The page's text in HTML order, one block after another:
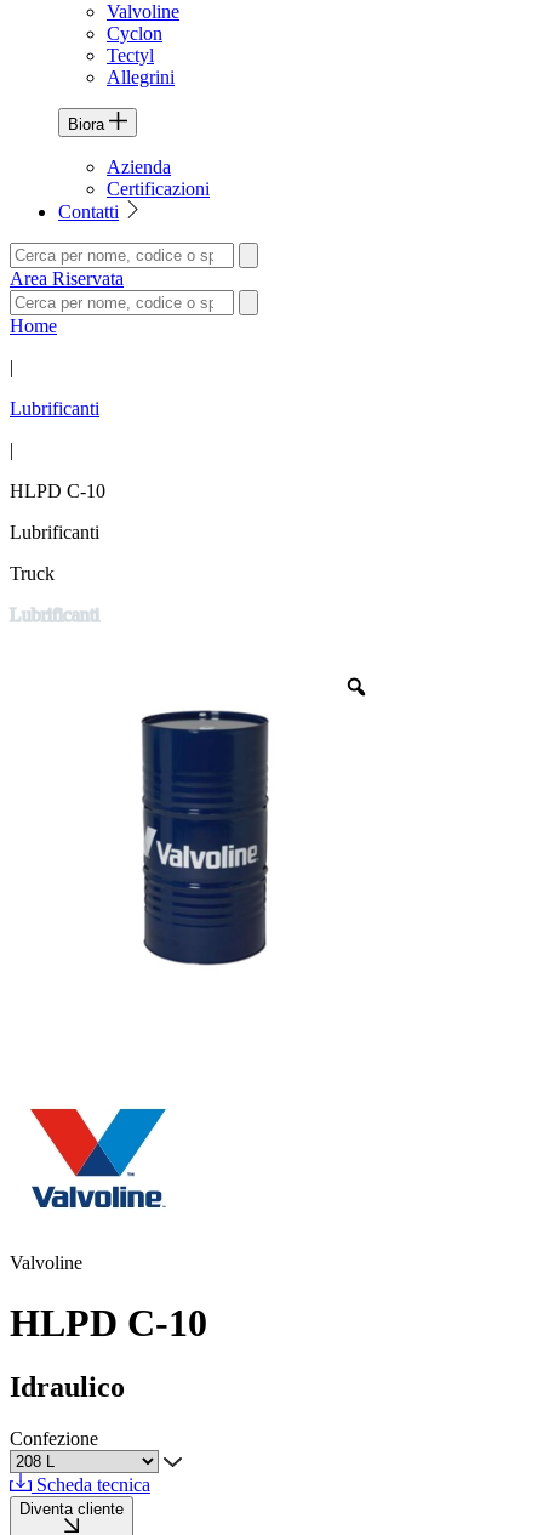
Valvoline
Cyclon
Tectyl
Allegrini
Biora
Azienda
Certificazioni
Contatti
Area Riservata
Home
|
Lubrificanti
|
HLPD C-10
Lubrificanti
Truck
Lubrificanti
Valvoline
HLPD C-10
Idraulico
Confezione
Scheda tecnica
Diventa cliente